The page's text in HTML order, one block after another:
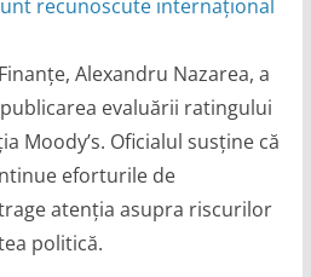
recunoscute internațional
Alexandru Nazarea, a
evaluării ratingului
Moody’s. Oficialul susține că
eforturile de
atenția asupra riscurilor
politică.